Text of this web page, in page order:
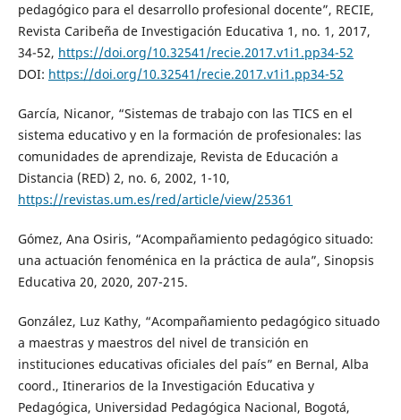
pedagógico para el desarrollo profesional docente”, RECIE,
Revista Caribeña de Investigación Educativa 1, no. 1, 2017,
34-52, https://doi.org/10.32541/recie.2017.v1i1.pp34-52
DOI: https://doi.org/10.32541/recie.2017.v1i1.pp34-52
García, Nicanor, “Sistemas de trabajo con las TICS en el
sistema educativo y en la formación de profesionales: las
comunidades de aprendizaje, Revista de Educación a
Distancia (RED) 2, no. 6, 2002, 1-10,
https://revistas.um.es/red/article/view/25361
Gómez, Ana Osiris, “Acompañamiento pedagógico situado:
una actuación fenoménica en la práctica de aula”, Sinopsis
Educativa 20, 2020, 207-215.
González, Luz Kathy, “Acompañamiento pedagógico situado
a maestras y maestros del nivel de transición en
instituciones educativas oficiales del país” en Bernal, Alba
coord., Itinerarios de la Investigación Educativa y
Pedagógica, Universidad Pedagógica Nacional, Bogotá,